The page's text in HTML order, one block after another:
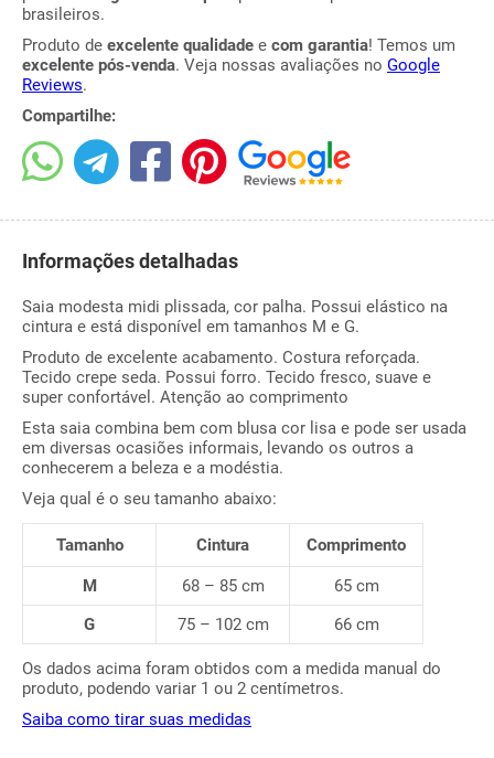
brasileiros.
Produto de excelente qualidade e com garantia! Temos um
excelente pós-venda. Veja nossas avaliações no Google
Reviews.
Compartilhe:
Informações detalhadas
Saia modesta midi plissada, cor palha. Possui elástico na
cintura e está disponível em tamanhos M e G.
Produto de excelente acabamento. Costura reforçada.
Tecido crepe seda. Possui forro. Tecido fresco, suave e
super confortável. Atenção ao comprimento
Esta saia combina bem com blusa cor lisa e pode ser usada
em diversas ocasiões informais, levando os outros a
conhecerem a beleza e a modéstia.
Veja qual é o seu tamanho abaixo:
Tamanho Cintura Comprimento
M 68 – 85 cm
65 cm
G
75 – 102 cm 66 cm
Os dados acima foram obtidos com a medida manual do
produto, podendo variar 1 ou 2 centímetros.
Saiba como tirar suas medidas